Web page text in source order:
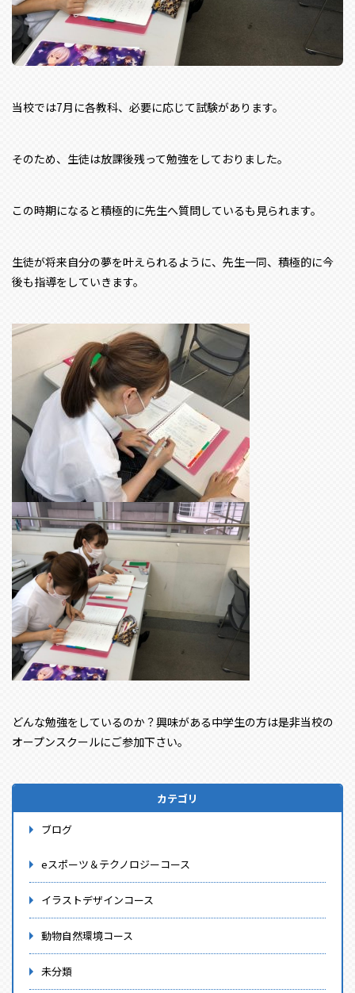
当校では7月に各教科、必要に応じて試験があります。
そのため、生徒は放課後残って勉強をしておりました。
この時期になると積極的に先生へ質問しているも見られます。
生徒が将来自分の夢を叶えられるように、先生一同、積極的に今
後も指導をしていきます。
どんな勉強をしているのか？興味がある中学生の方は是非当校の
オープンスクールにご参加下さい。
カテゴリ
ブログ
eスポーツ＆テクノロジーコース
イラストデザインコース
動物自然環境コース
未分類